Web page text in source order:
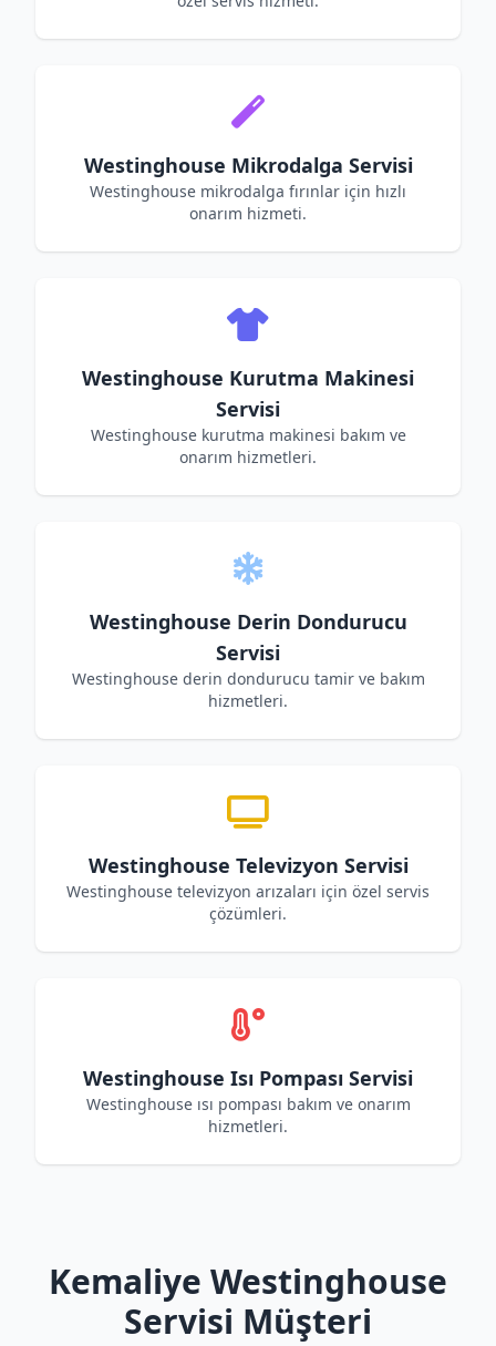
Westinghouse Mikrodalga Servisi
Westinghouse mikrodalga fırınlar için hızlı
onarım hizmeti.
Westinghouse Kurutma Makinesi
Servisi
Westinghouse kurutma makinesi bakım ve
onarım hizmetleri.
Westinghouse Derin Dondurucu
Servisi
Westinghouse derin dondurucu tamir ve bakım
hizmetleri.
Westinghouse Televizyon Servisi
Westinghouse televizyon arızaları için özel servis
çözümleri.
Westinghouse Isı Pompası Servisi
Westinghouse ısı pompası bakım ve onarım
hizmetleri.
Kemaliye Westinghouse
Servisi Müşteri